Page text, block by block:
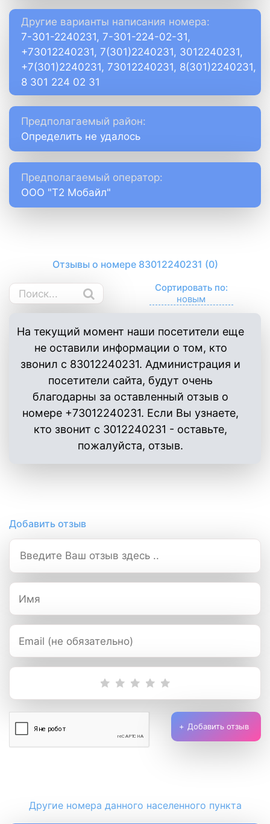
Другие варианты написания номера:
7-301-2240231, 7-301-224-02-31,
+73012240231, 7(301)2240231, 3012240231,
+7(301)2240231, 73012240231, 8(301)2240231,
8 301 224 02 31
Предполагаемый район:
Определить не удалось
Предполагаемый оператор:
ООО "Т2 Мобайл"
Отзывы о номере 83012240231 (0)
Сортировать по:
На текущий момент наши посетители еще
не оставили информации о том, кто
звонил с 83012240231. Администрация и
посетители сайта, будут очень
благодарны за оставленный отзыв о
номере +73012240231. Если Вы узнаете,
кто звонит с 3012240231 - оставьте,
пожалуйста, отзыв.
Добавить отзыв
Добавить отзыв
Другие номера данного населенного пункта